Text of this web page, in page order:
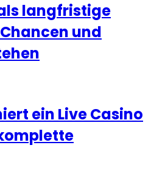
langfristige
und
ein Live Casino